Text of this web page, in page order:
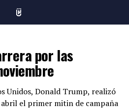
por las
Unidos, Donald Trump, realizó
abril el primer mitin de campaña